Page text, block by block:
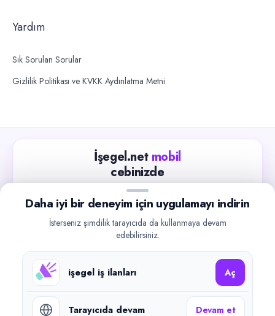
Yardım
Sık Sorulan Sorular
Gizlilik Politikası ve KVKK Aydınlatma Metni
İşegel.net mobil
cebinizde
Güncel iş ilanlarını takip edin, işverenlerle hızlıca
iletişime geçin.
Google Play
©2026işegel.net. Tüm hakları saklıdır.
Daha iyi bir deneyim için uygulamayı indirin
İsterseniz şimdilik tarayıcıda da kullanmaya devam
edebilirsiniz.
işegel iş ilanları Aç
Tarayıcıda devam Devam et